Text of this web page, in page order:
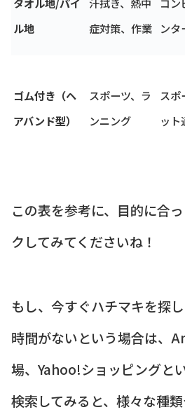
タオル地/パイ
ル地
汗拭き、熱中
症対策、作業
コン
ンタ
ゴム付き（ヘ
アバンド型）
スポーツ、ラ
ンニング
スポ
ット
この表を参考に、目的に合
クしてみてくださいね！
もし、今すぐハチマキを探
時間がないという場合は、
場、Yahoo!ショッピングと
検索してみると、様々な種